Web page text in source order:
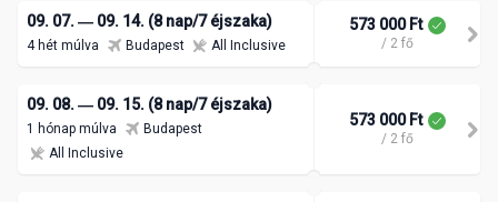
09. 07. ― 09. 14. (8 nap/7 éjszaka)
4 hét múlva Budapest All Inclusive
573 000 Ft
/ 2 fő
09. 08. ― 09. 15. (8 nap/7 éjszaka)
1 hónap múlva
Budapest
All Inclusive
573 000 Ft
/ 2 fő